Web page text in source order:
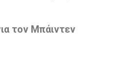
τον Μπάιντεν